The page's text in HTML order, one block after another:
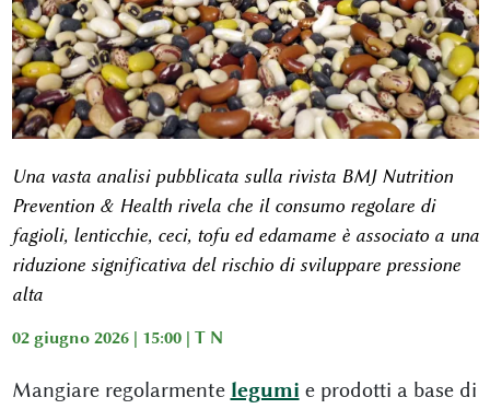
Una vasta analisi pubblicata sulla rivista BMJ Nutrition
Prevention & Health rivela che il consumo regolare di
fagioli, lenticchie, ceci, tofu ed edamame è associato a una
riduzione significativa del rischio di sviluppare pressione
alta
02 giugno 2026 | 15:00 | T N
Mangiare regolarmente legumi e prodotti a base di